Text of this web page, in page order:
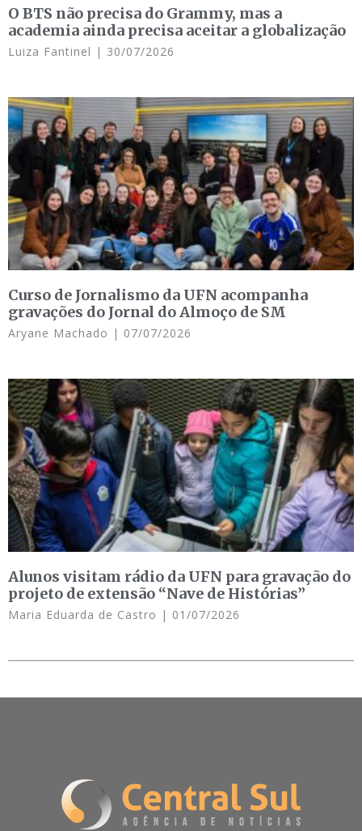
O BTS não precisa do Grammy, mas a
academia ainda precisa aceitar a globalização
Luiza Fantinel 30/07/2026
Curso de Jornalismo da UFN acompanha
gravações do Jornal do Almoço de SM
Aryane Machado 07/07/2026
Alunos visitam rádio da UFN para gravação do
projeto de extensão “Nave de Histórias”
Maria Eduarda de Castro 01/07/2026